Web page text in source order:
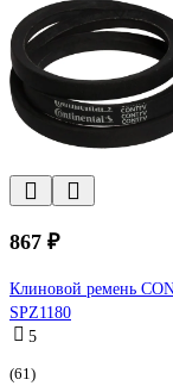
867 ₽
Клиновой ремень
SPZ1180
5
(61)